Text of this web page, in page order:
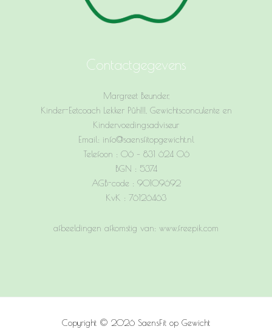
Contactgegevens
Margreet Beunder,
Kinder-Eetcoach Lekker Pûh!!!, Gewichtsconculente en
Kindervoedingsadviseur
Email: info@saensfitopgewicht.nl
Telefoon : 06 – 831 624 06
BGN : 5374
AGB-code : 90109692
KvK : 76126463
afbeeldingen afkomstig van: www.freepik.com
Copyright © 2026 SaensFit op Gewicht